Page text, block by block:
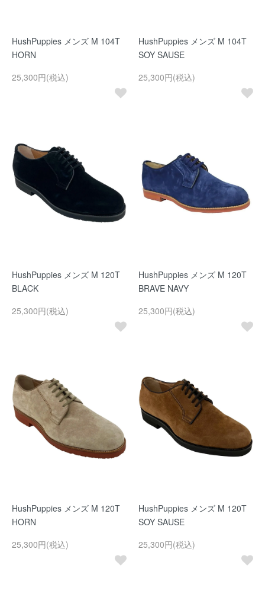
HushPuppies メンズ M 104T
HORN
25,300円(税込)
HushPuppies メンズ M 104T
SOY SAUSE
25,300円(税込)
HushPuppies メンズ M 120T
BLACK
25,300円(税込)
HushPuppies メンズ M 120T
BRAVE NAVY
25,300円(税込)
HushPuppies メンズ M 120T
HORN
25,300円(税込)
HushPuppies メンズ M 120T
SOY SAUSE
25,300円(税込)